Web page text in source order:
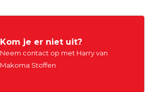
Kom je er niet uit?
Neem contact op met Harry van
Makoma Stoffen